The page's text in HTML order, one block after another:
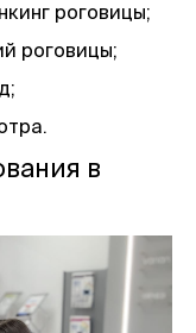
роговицы;
роговицы;
в